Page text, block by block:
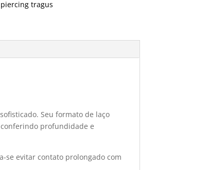
piercing tragus
Seu formato de laço
profundidade e
se evitar contato prolongado com